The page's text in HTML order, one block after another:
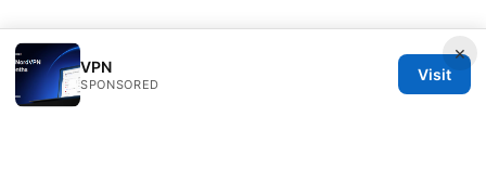
×
VPN
SPONSORED
Visit